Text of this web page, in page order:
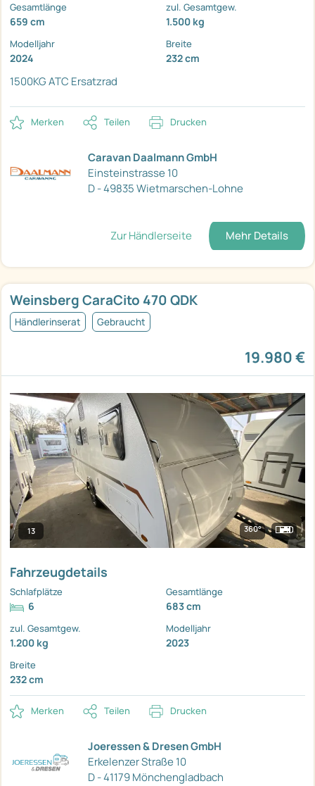
Gesamtlänge
659 cm
zul. Gesamtgew.
1.500 kg
Modelljahr
2024
Breite
232 cm
1500KG ATC Ersatzrad
Merken Teilen Drucken
Caravan Daalmann GmbH
Einsteinstrasse 10
D - 49835 Wietmarschen-Lohne
Zur Händlerseite Mehr Details
Weinsberg CaraCito 470 QDK
Händlerinserat Gebraucht
19.980 €
13 360°
Fahrzeugdetails
Schlafplätze
6
Gesamtlänge
683 cm
zul. Gesamtgew.
1.200 kg
Modelljahr
2023
Breite
232 cm
Merken Teilen Drucken
Joeressen & Dresen GmbH
Erkelenzer Straße 10
D - 41179 Mönchengladbach